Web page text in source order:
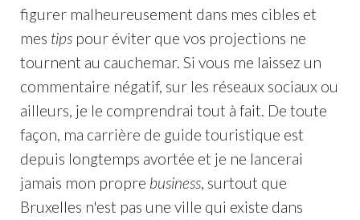
figurer malheureusement dans mes cibles et
mes tipspour éviter que vos projections ne
tournent au cauchemar. Si vous me laissez un
commentaire négatif, sur les réseaux sociaux ou
ailleurs, je le comprendrai tout à fait. De toute
façon, ma carrière de guide touristique est
depuis longtemps avortée et je ne lancerai
jamais mon propre business, surtout que
Bruxelles n'est pas une ville qui existe dans